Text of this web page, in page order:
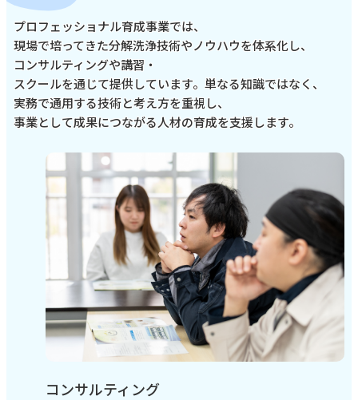
プロフェッショナル育成事業では、
現場で培ってきた分解洗浄技術やノウハウを体系化し、
コンサルティングや講習・
スクールを通じて提供しています。単なる知識ではなく、
実務で通用する技術と考え方を重視し、
事業として成果につながる人材の育成を支援します。
コンサルティング